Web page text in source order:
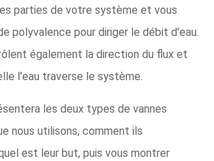
parties de votre système et vous
polyvalence pour diriger le débit d'eau.
également la direction du flux et
l'eau traverse le système.
les deux types de vannes
nous utilisons, comment ils
est leur but, puis vous montrer